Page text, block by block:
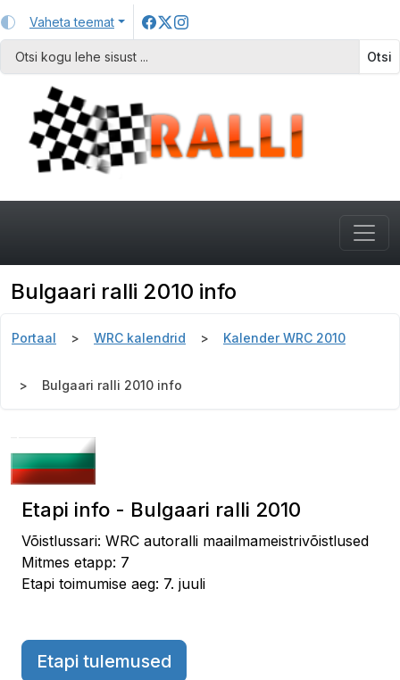
Vaheta teemat
Otsi
Bulgaari ralli 2010 info
Portaal WRC kalendrid Kalender WRC 2010
Bulgaari ralli 2010 info
Etapi info - Bulgaari ralli 2010
Võistlussari: WRC autoralli maailmameistrivõistlused
Mitmes etapp: 7
Etapi toimumise aeg: 7. juuli
Etapi tulemused